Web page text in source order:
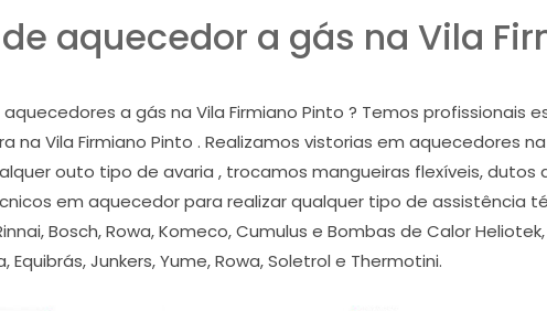
aquecedor a gás na Vila
a gás na Vila Firmiano Pinto ? Temos profissionais
Vila Firmiano Pinto . Realizamos vistorias em aquecedores
outo tipo de avaria , trocamos mangueiras flexíveis, dutos
em aquecedor para realizar qualquer tipo de assistência
Bosch, Rowa, Komeco, Cumulus e Bombas de Calor
Equibrás, Junkers, Yume, Rowa, Soletrol e Thermotini.